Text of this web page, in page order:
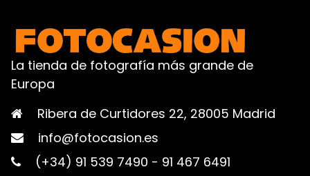
La tienda de fotografía más grande de
Europa
Ribera de Curtidores 22, 28005 Madrid
info@fotocasion.es
(+34) 91 539 7490 - 91 467 6491